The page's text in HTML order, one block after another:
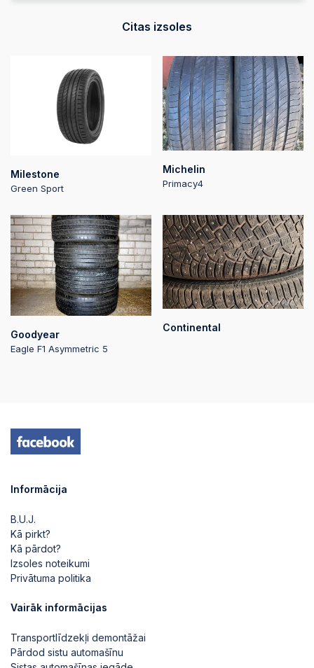
Citas izsoles
Milestone
Green Sport
Michelin
Primacy4
Goodyear
Eagle F1 Asymmetric 5
Continental
Informācija
B.U.J.
Kā pirkt?
Kā pārdot?
Izsoles noteikumi
Privātuma politika
Vairāk informācijas
Transportlīdzekļi demontāžai
Pārdod sistu automašīnu